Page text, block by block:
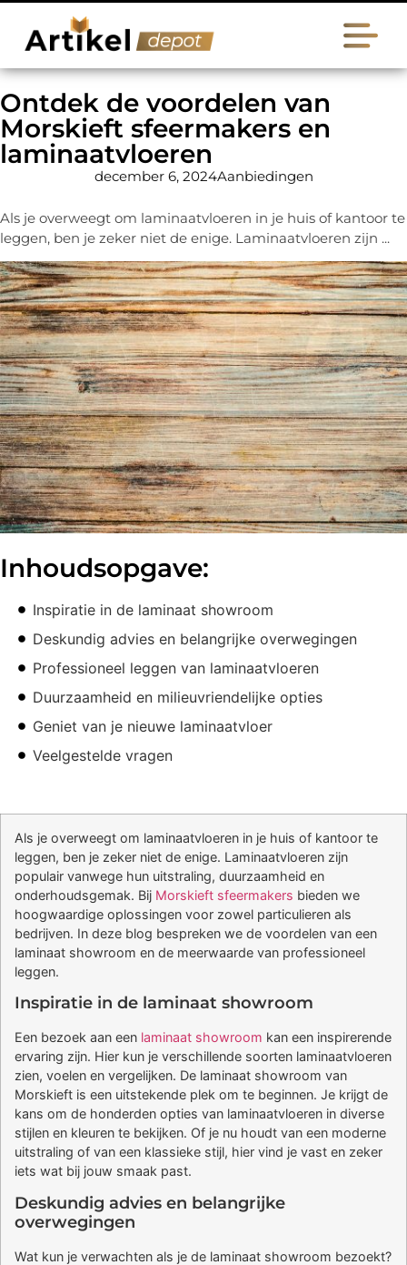
Ontdek de voordelen van
Morskieft sfeermakers en
laminaatvloeren
december 6, 2024Aanbiedingen
Als je overweegt om laminaatvloeren in je huis of kantoor te
leggen, ben je zeker niet de enige. Laminaatvloeren zijn ...
Inhoudsopgave:
Inspiratie in de laminaat showroom
Deskundig advies en belangrijke overwegingen
Professioneel leggen van laminaatvloeren
Duurzaamheid en milieuvriendelijke opties
Geniet van je nieuwe laminaatvloer
Veelgestelde vragen
Als je overweegt om laminaatvloeren in je huis of kantoor te
leggen, ben je zeker niet de enige. Laminaatvloeren zijn
populair vanwege hun uitstraling, duurzaamheid en
onderhoudsgemak. Bij Morskieft sfeermakers bieden we
hoogwaardige oplossingen voor zowel particulieren als
bedrijven. In deze blog bespreken we de voordelen van een
laminaat showroom en de meerwaarde van professioneel
leggen.
Inspiratie in de laminaat showroom
Een bezoek aan een laminaat showroom kan een inspirerende
ervaring zijn. Hier kun je verschillende soorten laminaatvloeren
zien, voelen en vergelijken. De laminaat showroom van
Morskieft is een uitstekende plek om te beginnen. Je krijgt de
kans om de honderden opties van laminaatvloeren in diverse
stijlen en kleuren te bekijken. Of je nu houdt van een moderne
uitstraling of van een klassieke stijl, hier vind je vast en zeker
iets wat bij jouw smaak past.
Deskundig advies en belangrijke
overwegingen
Wat kun je verwachten als je de laminaat showroom bezoekt?